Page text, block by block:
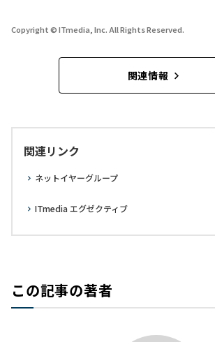
Copyright © ITmedia, Inc. All Rights Reserved.
関連情報
関連リンク
ネットイヤーグループ
ITmedia エグゼクティブ
この記事の著者